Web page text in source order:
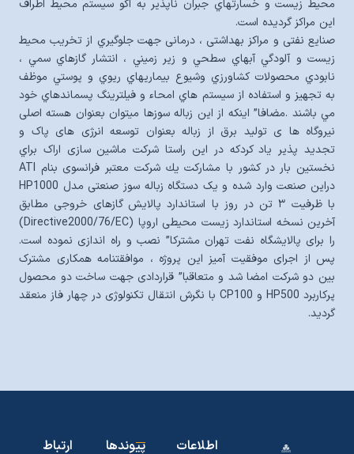
محيط زيست و خسارتهاي جبران ناپذير به اكو سيستم محيط اطراف
اين مراکز گرديده است.
صنايع نفتی و مراکز بهداشتی ، درمانی جهت جلوگيري از تخريب محيط
زيست و آلودگي آبهاي سطحي و زير زميني ، انتشار گازهاي سمي ،
نابودي محصولات كشاورزي وشيوع بيماريهاي ريوي و پوستي موظف
به تجهيز و استفاده از سيستم هاي امحاء و فيلترينگ پسماندهاي خود
مي باشند .مضافا” اینکه از این زباله سوزها میتوان بعنوان هسته اصلی
نیروگاه ها ی تولید برق از زباله بعنوان توسعه انرژی های پاک و
تجدید پذیر یاد کردكه در اين راستا شرکت ماشین سازی اراک براي
نخستين بار در کشور با مشارکت يك شركت معتبر فرانسوی بنام ATI
دراین صنعت وارد شده و یک دستگاه زباله سوز صنعتی مدل HP1000
با ظرفیت ۳ تن در روز با استاندارد پالایش گازهای خروجی مطابق
آخرین نسخه استاندارد زیست محیطی اروپا (Directive2000/76/EC)
را برای پالایشگاه نفت تهران مشترکا” نصب و راه اندازی نموده است.
پس از اجرای موفقیت آمیز این پروژه ، موافقتنامه همکاری مشترک
بين دو شركت امضا شد و متعاقبا” قراردادی جهت ساخت دو محصول
پرکاربرد HP500 و CP100 با نگرش انتقال تکنولوژی در چهار فاز منعقد
گردید.
اطلاعات
پیوندها
ارتباط